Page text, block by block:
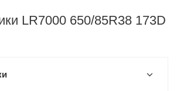
LR7000 650/85R38 173D